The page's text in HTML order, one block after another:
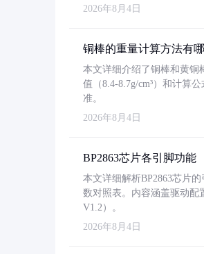
2026年8月4日
铜棒的重量计算方法有
本文详细介绍了铜棒和黄铜
值（8.4-8.7g/cm³）和计算
准。
2026年8月4日
BP2863芯片各引脚功能
本文详细解析BP2863芯片
数对照表。内容涵盖驱动配
V1.2）。
2026年8月4日